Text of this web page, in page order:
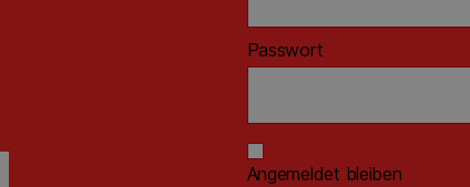
Passwort
Angemeldet bleiben